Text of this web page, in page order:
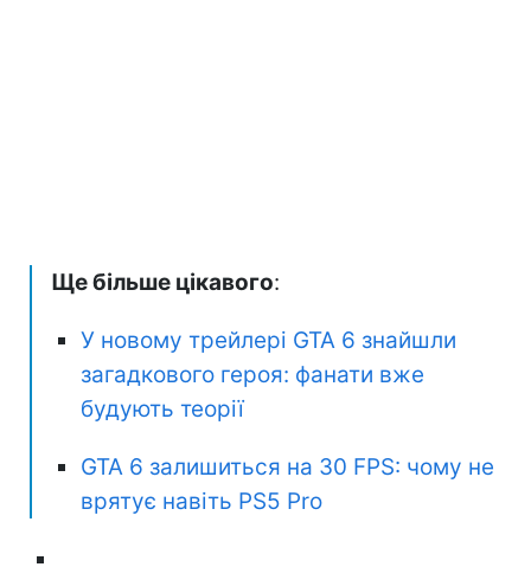
Ще більше цікавого:
У новому трейлері GTA 6 знайшли
загадкового героя: фанати вже
будують теорії
GTA 6 залишиться на 30 FPS: чому не
врятує навіть PS5 Pro